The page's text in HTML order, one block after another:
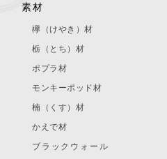
素材
欅（けやき）材
栃（とち）材
ポプラ材
モンキーポッド材
楠（くす）材
かえで材
ブラックウォール